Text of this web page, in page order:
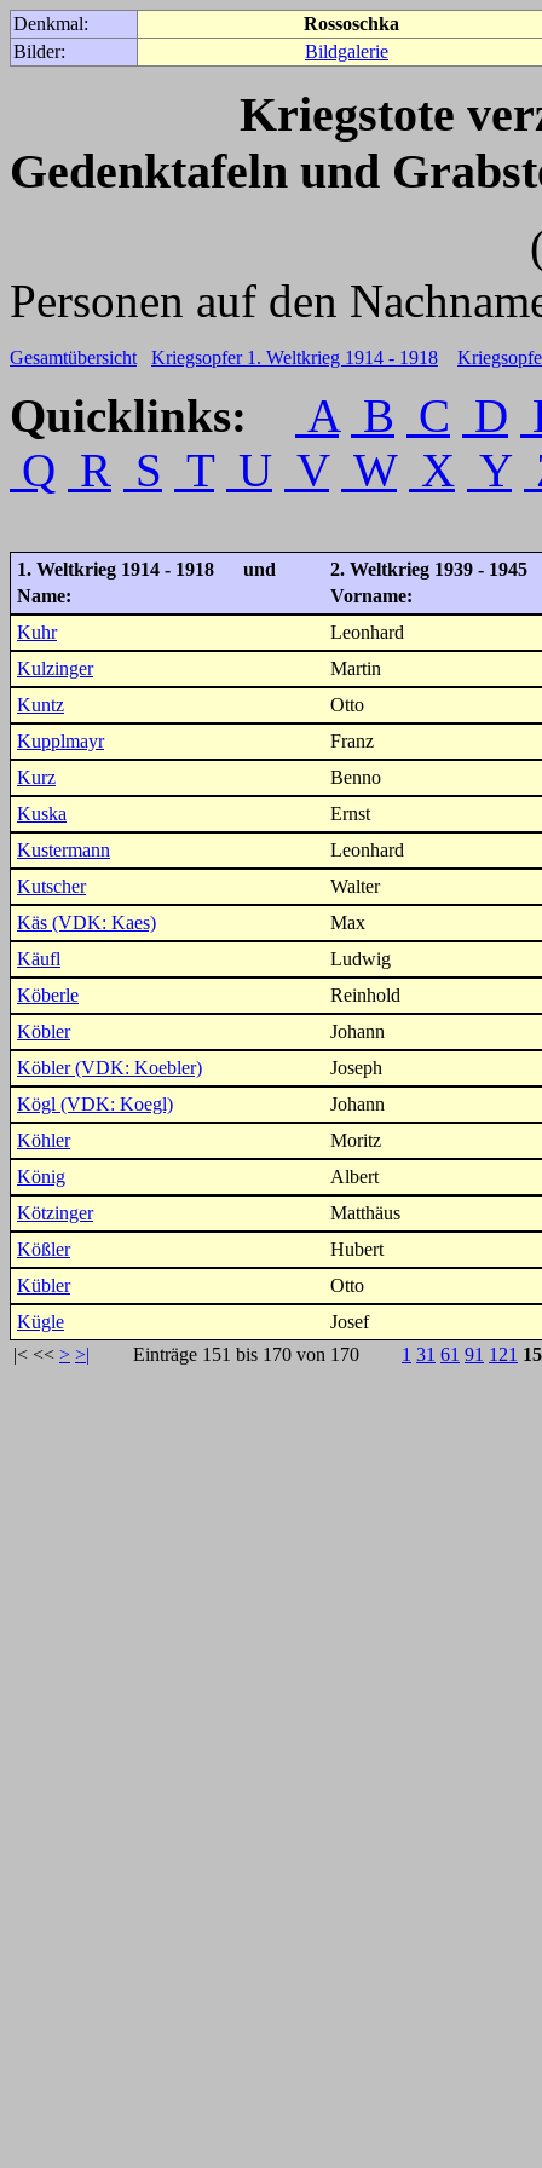
Denkmal:
Rossoschka
Bilder:
Bildgalerie
Kriegstote
Gedenktafeln und
(Für weitere
Personen auf den
Gesamtübersicht Kriegsopfer 1. Weltkrieg 1914 - 1918
Quicklinks: A B C D
Q R S T U V W X Y
1. Weltkrieg 1914 - 1918 und
2. Weltkrieg 1939 - 1945
Name:
Vorname:
Kuhr
Leonhard
Kulzinger
Martin
Kuntz
Otto
Kupplmayr
Franz
Kurz
Benno
Kuska
Ernst
Kustermann
Leonhard
Kutscher
Walter
Käs (VDK: Kaes)
Max
Käufl
Ludwig
Köberle
Reinhold
Köbler
Johann
Köbler (VDK: Koebler)
Joseph
Kögl (VDK: Koegl)
Johann
Köhler
Moritz
König
Albert
Kötzinger
Matthäus
Kößler
Hubert
Kübler
Otto
Kügle
Josef
|< << > >| Einträge 151 bis 170 von 170 1 31 61 91 121